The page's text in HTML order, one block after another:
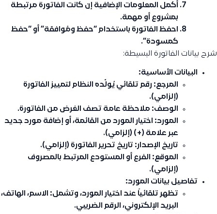
أكمل المعلومات الإضافية إن كانت الفاتورة مرتبطة
بمشروع أو مهمة.
احفظ الفاتورة باستخدام “حفظ ومُوافقة” أو “حفظ
كمسودة”.
شرح بيانات الفاتورة البسيطة:
البيانات الأساسية:
المرجع: رقم تلقائي يُولّده النظام لتمييز الفاتورة
(إلزامي).
الوصف: ملاحظة عامة تصف الغرض من الفاتورة.
المورد: اختيار المورد من القائمة، أو إضافة مورد جديد
عبر علامة (+) (إلزامي).
تاريخ الإصدار: تاريخ تحرير الفاتورة (إلزامي).
الموقع: الفرع أو المستودع المرتبط بالمصروف
(إلزامي).
تفاصيل بيانات المورد:
تظهر تلقائياً عند اختيار المورد، وتشمل: الاسم، الهاتف،
البريد الإلكتروني، الرقم الضريبي.